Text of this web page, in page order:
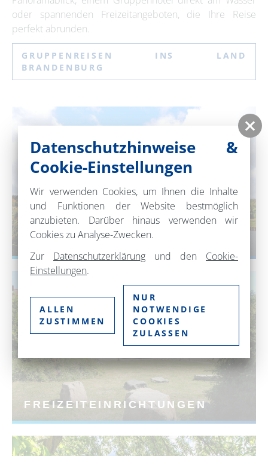
oder spannenden Freizeitangeboten, die Ihre Reise
perfekt abrunden.
GRUPPENREISEN INS LAND
BRANDENBURG
REISEBAUSTEINE
FREIZEITEINRICHTUNGEN
Datenschutzhinweise &
Cookie-Einstellungen
Wir verwenden Cookies, um Ihnen die Inhalte
und Funktionen der Website bestmöglich
anzubieten. Darüber hinaus verwenden wir
Cookies zu Analyse-Zwecken.
Zur Datenschutzerklärung und den Cookie-
Einstellungen.
ALLEN
ZUSTIMMEN
NUR
NOTWENDIGE
COOKIES
ZULASSEN